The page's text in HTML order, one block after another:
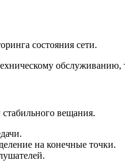
состояния сети.
вещания.
на конечные точки.